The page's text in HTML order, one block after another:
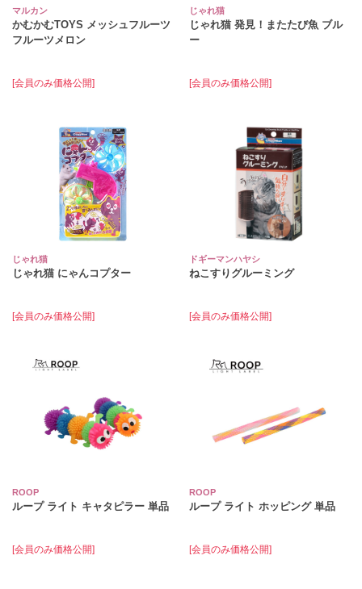
マルカン
かむかむTOYS メッシュフルーツ
フルーツメロン
[会員のみ価格公開]
じゃれ猫
じゃれ猫 発見！またたび魚 ブル
ー
[会員のみ価格公開]
じゃれ猫
じゃれ猫 にゃんコプター
[会員のみ価格公開]
ドギーマンハヤシ
ねこすりグルーミング
[会員のみ価格公開]
ROOP
ループ ライト キャタピラー 単品
[会員のみ価格公開]
ROOP
ループ ライト ホッピング 単品
[会員のみ価格公開]